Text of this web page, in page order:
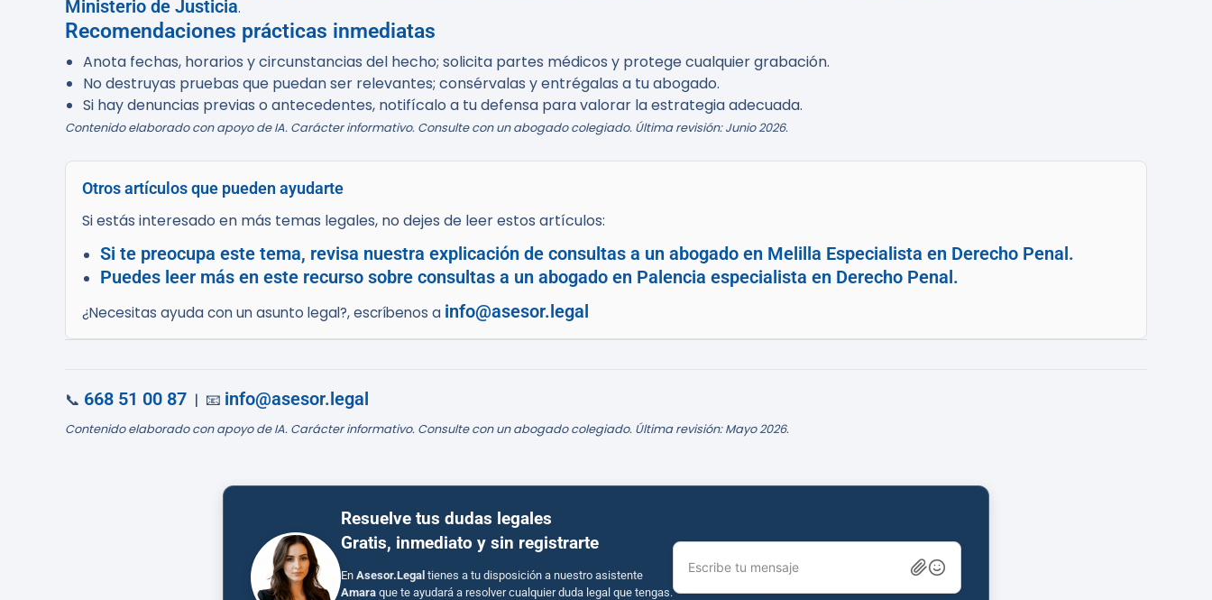
Ministerio de Justicia.
Recomendaciones prácticas inmediatas
Anota fechas, horarios y circunstancias del hecho; solicita partes médicos y protege cualquier grabación.
No destruyas pruebas que puedan ser relevantes; consérvalas y entrégalas a tu abogado.
Si hay denuncias previas o antecedentes, notifícalo a tu defensa para valorar la estrategia adecuada.
Contenido elaborado con apoyo de IA. Carácter informativo. Consulte con un abogado colegiado. Última revisión: Junio 2026.
Otros artículos que pueden ayudarte
Si estás interesado en más temas legales, no dejes de leer estos artículos:
Si te preocupa este tema, revisa nuestra explicación de consultas a un abogado en Melilla Especialista en Derecho Penal.
Puedes leer más en este recurso sobre consultas a un abogado en Palencia especialista en Derecho Penal.
¿Necesitas ayuda con un asunto legal?, escríbenos a info@asesor.legal
📞 668 51 00 87 | 📧 info@asesor.legal
Contenido elaborado con apoyo de IA. Carácter informativo. Consulte con un abogado colegiado. Última revisión: Mayo 2026.
Resuelve tus dudas legales
Gratis, inmediato y sin registrarte
En Asesor.Legal tienes a tu disposición a nuestro asistente
Amara que te ayudará a resolver cualquier duda legal que tengas.
Escribe tu mensaje